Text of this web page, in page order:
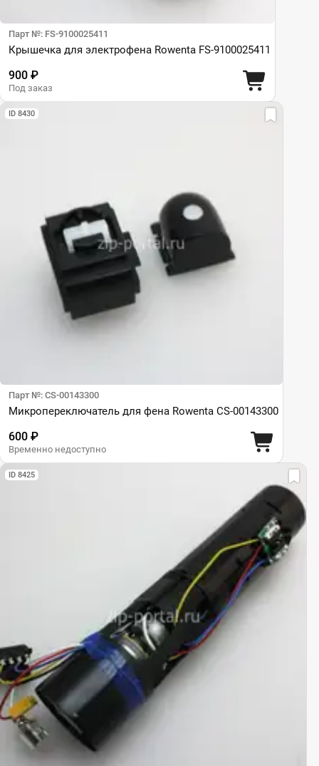
Парт №: FS-9100025411
Крышечка для электрофена Rowenta FS-9100025411
900 ₽
Под заказ
ID 8430
Парт №: CS-00143300
Микропереключатель для фена Rowenta CS-00143300
600 ₽
Временно недоступно
ID 8425